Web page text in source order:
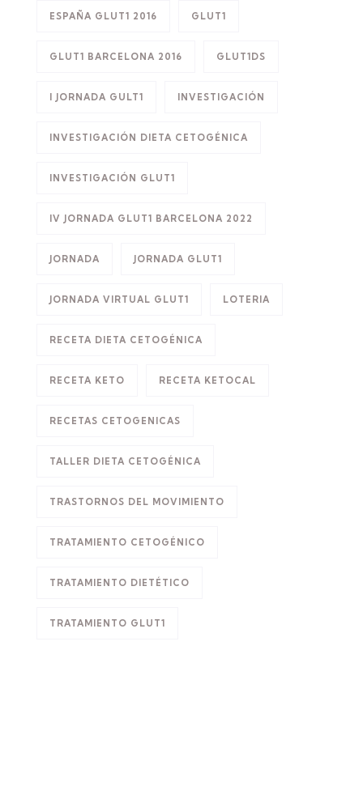
ESPAÑA GLUT1 2016 GLUT1
GLUT1 BARCELONA 2016 GLUT1DS
I JORNADA GULT1 INVESTIGACIÓN
INVESTIGACIÓN DIETA CETOGÉNICA
INVESTIGACIÓN GLUT1
IV JORNADA GLUT1 BARCELONA 2022
JORNADA JORNADA GLUT1
JORNADA VIRTUAL GLUT1 LOTERIA
RECETA DIETA CETOGÉNICA
RECETA KETO RECETA KETOCAL
RECETAS CETOGENICAS
TALLER DIETA CETOGÉNICA
TRASTORNOS DEL MOVIMIENTO
TRATAMIENTO CETOGÉNICO
TRATAMIENTO DIETÉTICO
TRATAMIENTO GLUT1